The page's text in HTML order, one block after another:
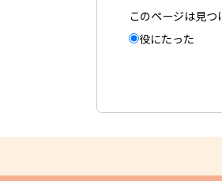
このページは見つ
役にたった